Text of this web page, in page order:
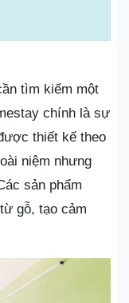
tìm kiếm một
chính là sự
thiết kế theo
niệm nhưng
sản phẩm
gỗ, tạo cảm